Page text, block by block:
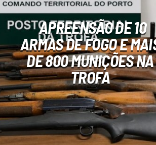
APREENSÃO DE 10
ARMAS DE FOGO E
DE 800 MUNIÇÕES NA
TROFA